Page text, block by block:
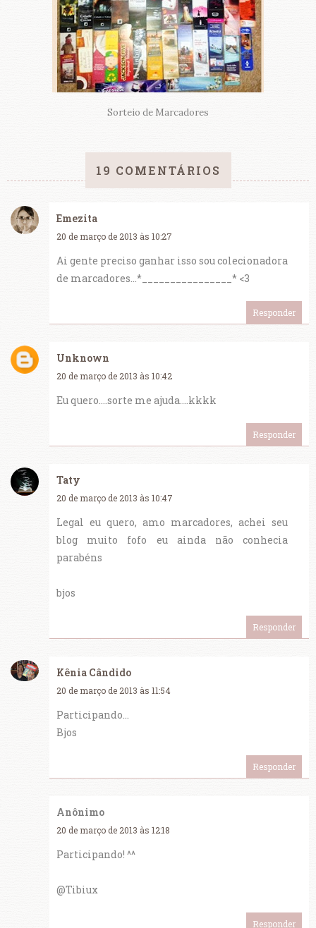
Sorteio de Marcadores
19 COMENTÁRIOS
Emezita
20 de março de 2013 às 10:27
Ai gente preciso ganhar isso sou colecionadora
de marcadores...*________________* <3
Responder
Unknown
20 de março de 2013 às 10:42
Eu quero....sorte me ajuda....kkkk
Responder
Taty
20 de março de 2013 às 10:47
Legal eu quero, amo marcadores, achei seu
blog muito fofo eu ainda não conhecia
parabéns
bjos
Responder
Kênia Cândido
20 de março de 2013 às 11:54
Participando...
Bjos
Responder
Anônimo
20 de março de 2013 às 12:18
Participando! ^^
@Tibiux
Responder